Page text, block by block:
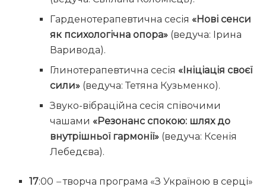
Гарденотерапевтична сесія «Нові сенси
як психологічна опора»(ведуча: Ірина
Варивода).
Глинотерапевтична сесія «Ініціація своєї
сили»(ведуча: Тетяна Кузьменко).
Звуко-вібраційна сесія співочими
чашами «Резонанс спокою: шлях до
внутрішньої гармонії»(ведуча: Ксенія
Лебедєва).
17:00 –творча програма «З Україною в серці»